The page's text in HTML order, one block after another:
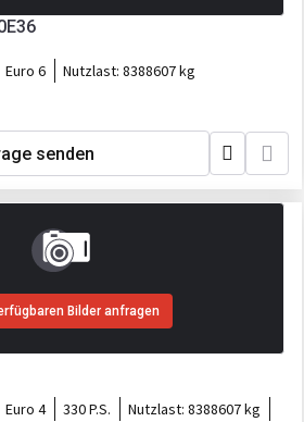
Euro 6 Nutzlast: 8388607 kg
senden
Bilder anfragen
Euro 4 330 P.S. Nutzlast: 8388607 kg